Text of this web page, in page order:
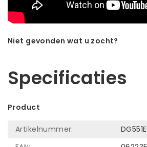
Niet gevonden wat u zocht?
Specificaties
Product
Artikelnummer: